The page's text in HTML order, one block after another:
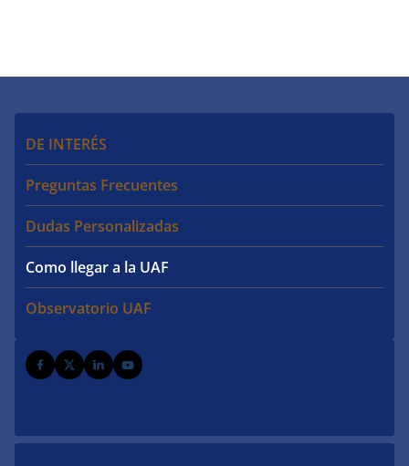
DE INTERÉS
Preguntas Frecuentes
Dudas Personalizadas
Como llegar a la UAF
Observatorio UAF